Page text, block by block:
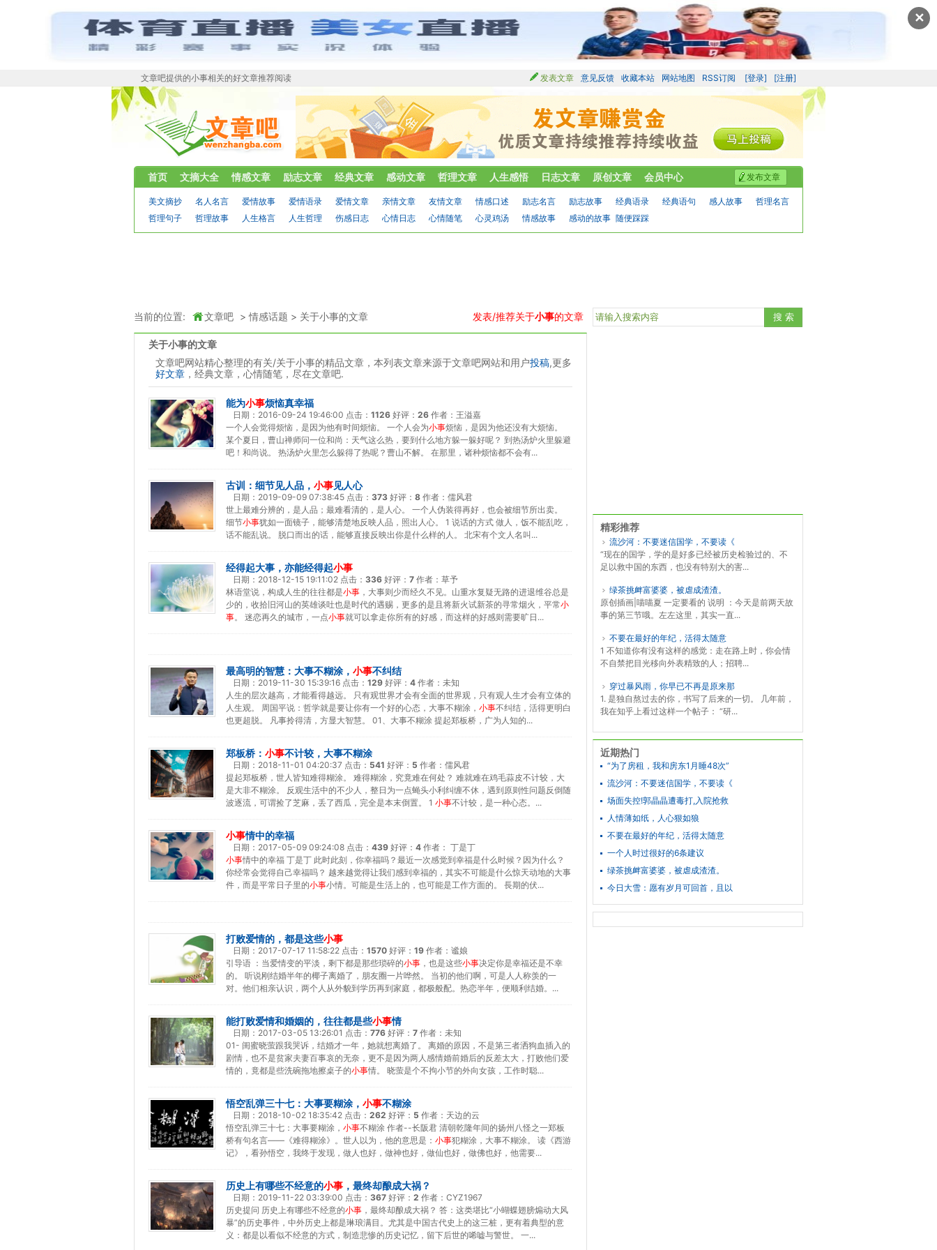
✕
文章吧提供的小事相关的好文章推荐阅读 发表文章 意见反馈 收藏本站 网站地图 RSS订阅 [登录] [注册]
发布文章
首页 文摘大全 情感文章 励志文章 经典文章 感动文章 哲理文章 人生感悟 日志文章 原创文章 会员中心
美文摘抄 名人名言 爱情故事 爱情语录 爱情文章 亲情文章 友情文章 情感口述 励志名言 励志故事 经典语录 经典语句 感人故事
哲理名言
哲理句子
哲理故事 人生格言 人生哲理 伤感日志 心情日志 心情随笔 心灵鸡汤 情感故事 感动的故事 随便踩踩
当前的位置: 文章吧 >情感话题 > 关于小事的文章 发表/推荐关于小事的文章
关于小事的文章
文章吧网站精心整理的有关/关于小事的精品文章，本列表文章来源于文章吧网站和用户投稿,更多
好文章 ，经典文章，心情随笔，尽在文章吧.
能为小事烦恼真幸福
日期： 2016-09-24 19:46:00 点击： 1126 好评： 26 作者： 王溢嘉
一个人会觉得烦恼，是因为他有时间烦恼。 一个人会为小事烦恼，是因为他还没有大烦恼。
某个夏日，曹山禅师问一位和尚：天气这么热，要到什么地方躲一躲好呢？ 到热汤炉火里躲避
吧！和尚说。 热汤炉火里怎么躲得了热呢？曹山不解。 在那里，诸种烦恼都不会有...
古训：细节见人品， 小事见人心
日期： 2019-09-09 07:38:45 点击： 373 好评： 8 作者： 儒风君
世上最难分辨的，是人品；最难看清的，是人心。 一个人伪装得再好，也会被细节所出卖。
细节小事犹如一面镜子，能够清楚地反映人品，照出人心。 1 说话的方式 做人，饭不能乱吃，
话不能乱说。 脱口而出的话，能够直接反映出你是什么样的人。 北宋有个文人名叫...
经得起大事，亦能经得起小事
日期： 2018-12-15 19:11:02 点击： 336 好评： 7 作者： 草予
林语堂说，构成人生的往往都是小事 ，大事则少而经久不见。山重水复疑无路的进退维谷总是
少的，收拾旧河山的英雄谈吐也是时代的遇赐，更多的是且将新火试新茶的寻常烟火，平常小
事。 迷恋再久的城市，一点小事就可以拿走你所有的好感，而这样的好感则需要旷日...
最高明的智慧：大事不糊涂， 小事不纠结
日期： 2019-11-30 15:39:16 点击： 129 好评： 4 作者： 未知
人生的层次越高，才能看得越远。 只有观世界才会有全面的世界观，只有观人生才会有立体的
人生观。 周国平说：哲学就是要让你有一个好的心态，大事不糊涂， 小事不纠结，活得更明白
也更超脱。 凡事拎得清，方显大智慧。 01、大事不糊涂 提起郑板桥，广为人知的...
郑板桥： 小事不计较，大事不糊涂
日期： 2018-11-01 04:20:37 点击： 541 好评： 5 作者： 儒风君
提起郑板桥，世人皆知难得糊涂。 难得糊涂，究竟难在何处？ 难就难在鸡毛蒜皮不计较，大
是大非不糊涂。 反观生活中的不少人，整日为一点蝇头小利纠缠不休，遇到原则性问题反倒随
波逐流，可谓捡了芝麻，丢了西瓜，完全是本末倒置。 1 小事不计较，是一种心态。...
小事情中的幸福
日期： 2017-05-09 09:24:08 点击： 439 好评： 4 作者： 丁是丁
小事情中的幸福 丁是丁 此时此刻，你幸福吗？最近一次感觉到幸福是什么时候？因为什么？
你经常会觉得自己幸福吗？ 越来越觉得让我们感到幸福的，其实不可能是什么惊天动地的大事
件，而是平常日子里的小事小情。可能是生活上的，也可能是工作方面的。 長期的伏...
打败爱情的，都是这些小事
日期： 2017-07-17 11:58:22 点击： 1570 好评： 19 作者： 谧娘
引导语 ：当爱情变的平淡，剩下都是那些琐碎的小事 ，也是这些小事决定你是幸福还是不幸
的。 听说刚结婚半年的椰子离婚了，朋友圈一片哗然。 当初的他们啊，可是人人称羡的一
对。他们相亲认识，两个人从外貌到学历再到家庭，都极般配。热恋半年，便顺利结婚。...
能打败爱情和婚姻的，往往都是些小事情
日期： 2017-03-05 13:26:01 点击： 776 好评： 7 作者： 未知
01- 闺蜜晓萤跟我哭诉，结婚才一年，她就想离婚了。 离婚的原因，不是第三者洒狗血插入的
剧情，也不是贫家夫妻百事哀的无奈，更不是因为两人感情婚前婚后的反差太大，打败他们爱
情的，竟都是些洗碗拖地擦桌子的小事情。 晓萤是个不拘小节的外向女孩，工作时聪...
悟空乱弹三十七：大事要糊涂， 小事不糊涂
日期： 2018-10-02 18:35:42 点击： 262 好评： 5 作者： 天边的云
悟空乱弹三十七：大事要糊涂， 小事不糊涂 作者--长阪君 清朝乾隆年间的扬州八怪之一郑板
桥有句名言——《难得糊涂》。世人以为，他的意思是： 小事犯糊涂，大事不糊涂。 读《西游
记》，看孙悟空，我终于发现，做人也好，做神也好，做仙也好，做佛也好，他需要...
历史上有哪些不经意的小事 ，最终却酿成大祸？
日期： 2019-11-22 03:39:00 点击： 367 好评： 2 作者： CYZ1967
历史提问 历史上有哪些不经意的小事 ，最终却酿成大祸？ 答：这类堪比“小蝴蝶翅膀煽动大风
暴”的历史事件，中外历史上都是琳琅满目。尤其是中国古代史上的这三桩，更有着典型的意
义：都是以看似不经意的方式，制造悲惨的历史记忆，留下后世的唏嘘与警世。 一...
精彩推荐
流沙河：不要迷信国学，不要读《
“现在的国学，学的是好多已经被历史检验过的、不
足以救中国的东西，也没有特别大的害...
绿茶挑衅富婆婆，被虐成渣渣。
原创插画|喵喵夏 一定要看的 说明 ：今天是前两天故
事的第三节哦。左左这里，其实一直...
不要在最好的年纪，活得太随意
1 不知道你有没有这样的感觉：走在路上时，你会情
不自禁把目光移向外表精致的人；招聘...
穿过暴风雨，你早已不再是原来那
1. 是独自熬过去的你，书写了后来的一切。 几年前，
我在知乎上看过这样一个帖子： “研...
近期热门
“为了房租，我和房东1月睡48次”
流沙河：不要迷信国学，不要读《
场面失控!郭晶晶遭毒打,入院抢救
人情薄如纸，人心狠如狼
不要在最好的年纪，活得太随意
一个人时过很好的6条建议
绿茶挑衅富婆婆，被虐成渣渣。
今日大雪：愿有岁月可回首，且以